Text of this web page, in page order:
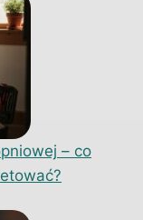
– co